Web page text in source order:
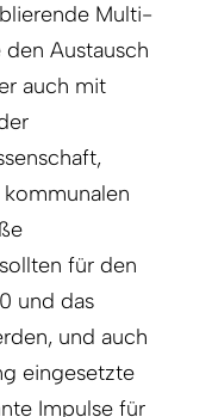
Multi-
Austausch
auch mit
für den
und das
und auch
eingesetzte
Impulse für